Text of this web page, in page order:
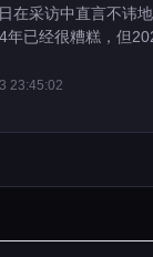
在采访中直言不讳
年已经很糟糕，但
23:45:02